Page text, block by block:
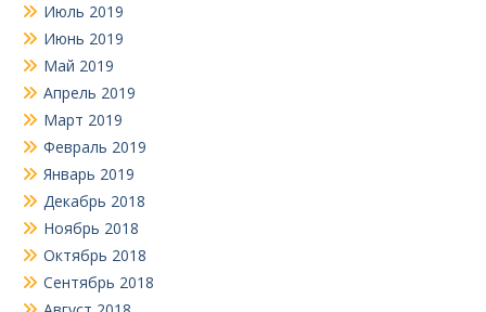
Июль 2019
Июнь 2019
Май 2019
Апрель 2019
Март 2019
Февраль 2019
Январь 2019
Декабрь 2018
Ноябрь 2018
Октябрь 2018
Сентябрь 2018